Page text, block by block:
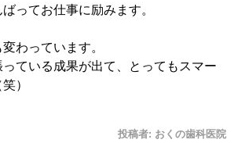
ってお仕事に励みます。
わっています。
る成果が出て、とってもスマー
）
投稿者: おくの歯科医院